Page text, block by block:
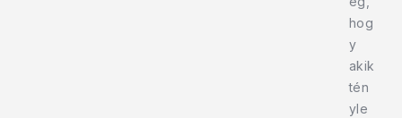
hog
y
akik
tén
yle